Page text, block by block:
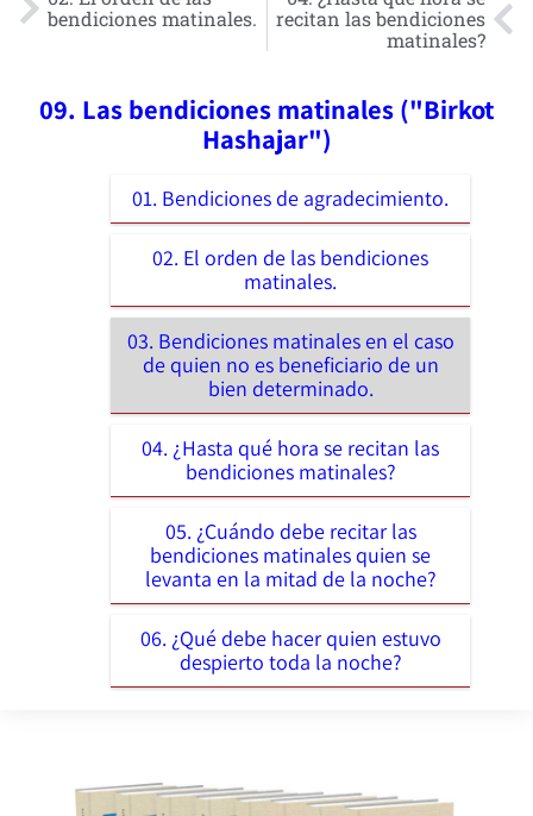
bendiciones matinales.
recitan las bendiciones
matinales?
09. Las bendiciones matinales ("Birkot
Hashajar")
01. Bendiciones de agradecimiento.
02. El orden de las bendiciones
matinales.
03. Bendiciones matinales en el caso
de quien no es beneficiario de un
bien determinado.
04. ¿Hasta qué hora se recitan las
bendiciones matinales?
05. ¿Cuándo debe recitar las
bendiciones matinales quien se
levanta en la mitad de la noche?
06. ¿Qué debe hacer quien estuvo
despierto toda la noche?